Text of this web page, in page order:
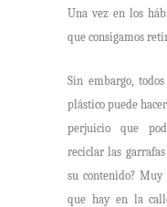
Una vez en los
que consigamos
Sin embargo,
plástico puede
perjuicio que
reciclar las
su contenido?
que hay en la